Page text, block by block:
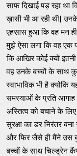
साफ दिखाई पड़ रहा था
ख़ासी भी आ रही थी|
एहसास हुआ कि वह मन
मुझे ऐसा लगा कि वह एक
कि आखिर कोई क्यों
वह उनके बच्चों के साथ
स्वाभाविक भी है क्योकि
समस्याओं के प्रति
अस्तित्व को बचाने के
सुरक्षा का डर निरंतर
और फिर जैसे ही मैंने उस
बच्चों के साथ चिल्ड्रेन